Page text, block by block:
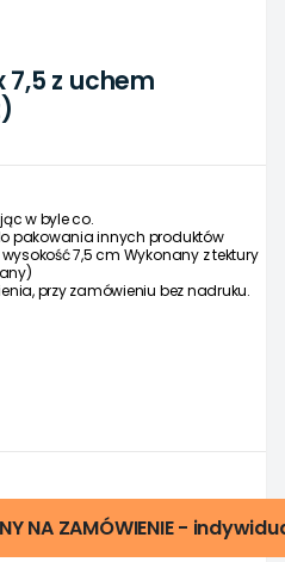
7,5 z uchem
w byle co.
pakowania innych produktów
7,5 cm Wykonany z tektury
przy zamówieniu bez nadruku.
NA ZAMÓWIENIE -